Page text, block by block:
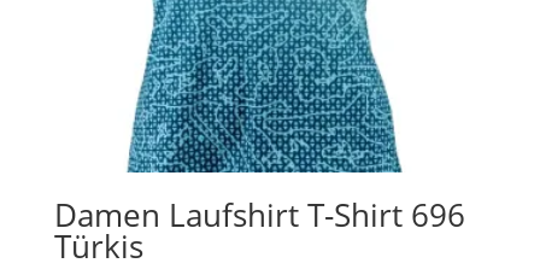
Damen Laufshirt T-Shirt 696
Türkis